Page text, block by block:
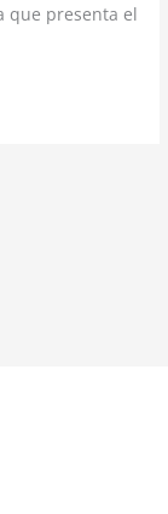
que presenta el